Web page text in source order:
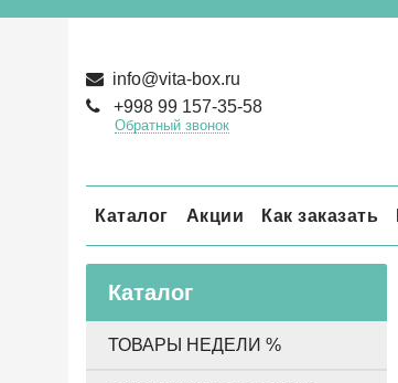
info@vita-box.ru
+998 99 157-35-58
Обратный звонок
Каталог Акции Как заказать
Каталог
ТОВАРЫ НЕДЕЛИ %